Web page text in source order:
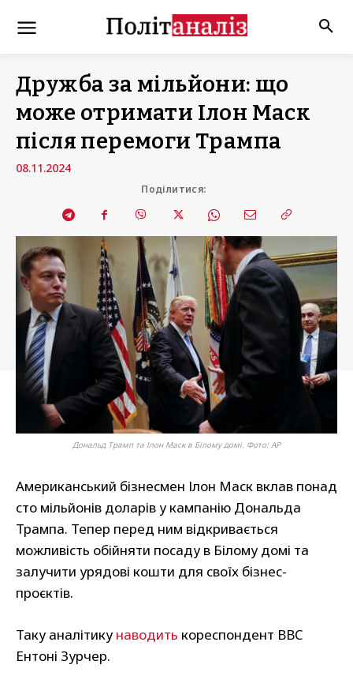
Дружба за мільйони: що
може отримати Ілон Маск
після перемоги Трампа
08.11.2024
Поділитися:
Дональд Трамп та Ілон Маск в Білому домі. Фото: AP
Американський бізнесмен Ілон Маск вклав понад
сто мільйонів доларів у кампанію Дональда
Трампа. Тепер перед ним відкривається
можливість обійняти посаду в Білому домі та
залучити урядові кошти для своїх бізнес-
проєктів.
Таку аналітику наводить кореспондент BBC
Ентоні Зурчер.